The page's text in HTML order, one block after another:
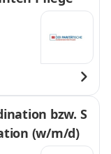
bzw. S
(w/m/d)